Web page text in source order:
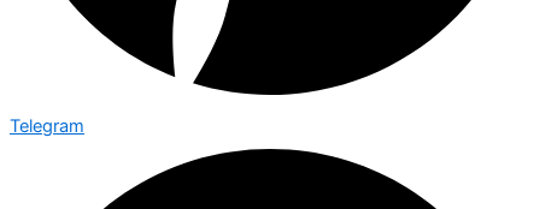
Telegram